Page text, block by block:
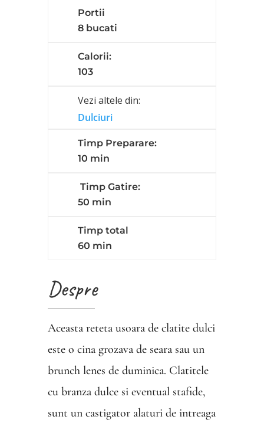
Portii
8 bucati
Calorii:
103
Vezi altele din:
Dulciuri
Timp Preparare:
10 min
Timp Gatire:
50 min
Timp total
60 min
Despre
Aceasta reteta usoara de clatite dulci
este o cina grozava de seara sau un
brunch lenes de duminica. Clatitele
cu branza dulce si eventual stafide,
sunt un castigator alaturi de intreaga